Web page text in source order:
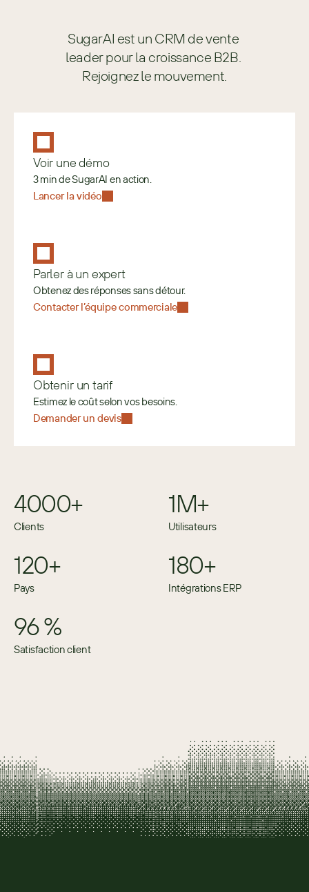
SugarAI est un CRM de vente
leader pour la croissance B2B.
Rejoignez le mouvement.
Voir une démo
3 min de SugarAI en action.
Lancer la vidéo
Parler à un expert
Obtenez des réponses sans détour.
Contacter l’équipe commerciale
Obtenir un tarif
Estimez le coût selon vos besoins.
Demander un devis
4000+
Clients
1M+
Utilisateurs
120+
Pays
180+
Intégrations ERP
96 %
Satisfaction client